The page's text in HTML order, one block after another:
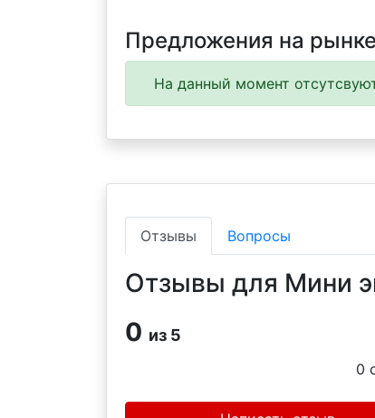
Предложения на
На данный момент
Отзывы Вопросы
Отзывы для Мини
0 из 5
0